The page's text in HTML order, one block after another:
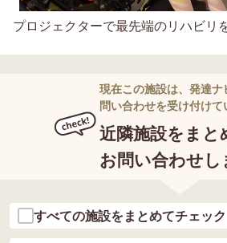
プロジェクターで最先端のリハビリ
現在この施設は、発達ナ
問い合わせを受け付けて
近隣施設をまと
お問い合わせし
すべての施設をまとめてチェック